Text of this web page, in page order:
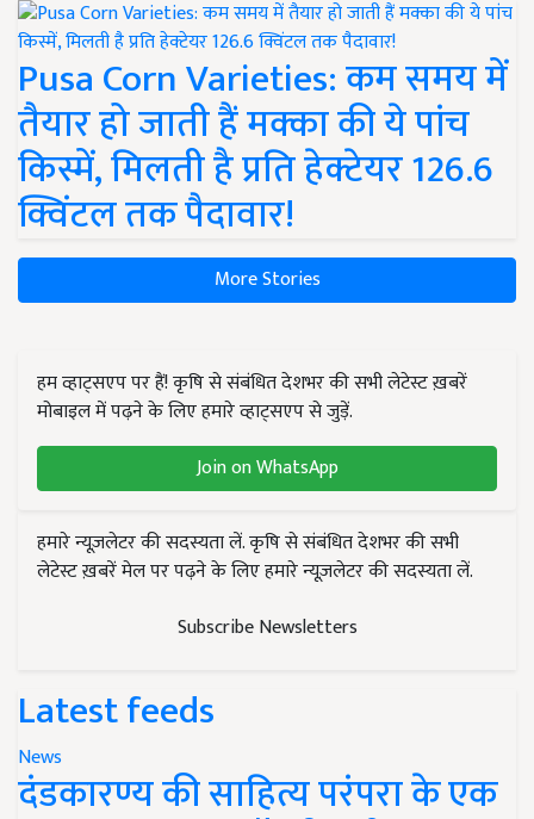
Pusa Corn Varieties: कम समय में
तैयार हो जाती हैं मक्का की ये पांच
किस्में, मिलती है प्रति हेक्टेयर 126.6
क्विंटल तक पैदावार!
More Stories
हम व्हाट्सएप पर हैं! कृषि से संबंधित देशभर की सभी लेटेस्ट ख़बरें
मोबाइल में पढ़ने के लिए हमारे व्हाट्सएप से जुड़ें.
Join on WhatsApp
हमारे न्यूज़लेटर की सदस्यता लें. कृषि से संबंधित देशभर की सभी
लेटेस्ट ख़बरें मेल पर पढ़ने के लिए हमारे न्यूज़लेटर की सदस्यता लें.
Subscribe Newsletters
Latest feeds
News
दंडकारण्य की साहित्य परंपरा के एक